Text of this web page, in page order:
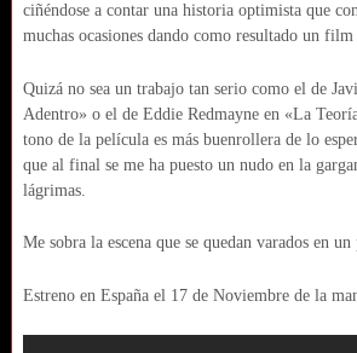
ciñéndose a contar una historia optimista que
muchas ocasiones dando como resultado un
Quizá no sea un trabajo tan serio como el de
Adentro» o el de Eddie Redmayne en «La
tono de la película es más buenrollera de lo
que al final se me ha puesto un nudo en la
lágrimas.
Me sobra la escena que se quedan varados en
Estreno en España el 17 de Noviembre de la